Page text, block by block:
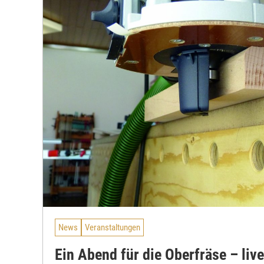
News Veranstaltungen
Ein Abend für die Oberfräse –